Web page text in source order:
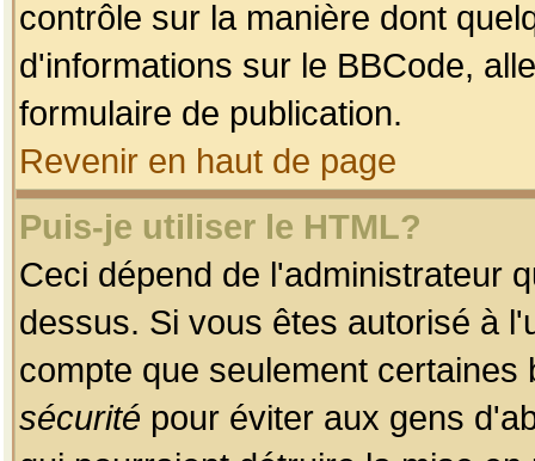
contrôle sur la manière dont
d'informations sur le BBCode,
formulaire de publication.
Revenir en haut de page
Puis-je utiliser le HTML?
Ceci dépend de l'administrateur
dessus. Si vous êtes autorisé à
compte que seulement
sécurité pour éviter aux gens